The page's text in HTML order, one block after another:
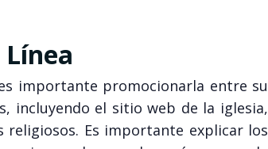
importante promocionarla entre su
incluyendo el sitio web de la iglesia,
Es importante explicar los